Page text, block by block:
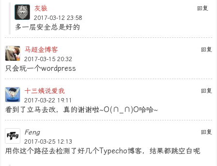
回复
灰狼
2017-03-12 23:58
多一层安全总是好的
回复
马超金博客
2017-03-15 20:32
只会玩一个wordpress
回复
十三姨说爱我
2017-03-22 19:11
看到了立马去改，真的谢谢啦~O(∩_∩)O哈哈~
回复
Feng
2017-03-25 12:13
用你这个路径去检测了好几个Typecho博客，结果都跳空白呢